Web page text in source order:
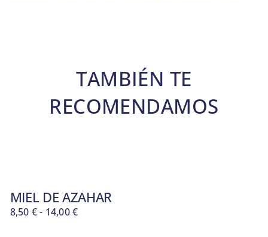
TAMBIÉN TE
RECOMENDAMOS
MIEL DE AZAHAR
8,50 €- 14,00€Rango